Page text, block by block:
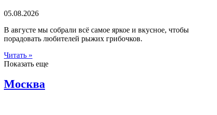
05.08.2026
В августе мы собрали всё самое яркое и вкусное, чтобы
порадовать любителей рыжих грибочков.
Читать »
Показать еще
Москва